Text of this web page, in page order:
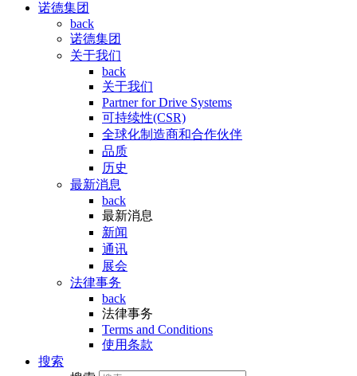
诺德集团
back
诺德集团
关于我们
back
关于我们
Partner for Drive Systems
可持续性(CSR)
全球化制造商和合作伙伴
品质
历史
最新消息
back
最新消息
新闻
通讯
展会
法律事务
back
法律事务
Terms and Conditions
使用条款
搜索